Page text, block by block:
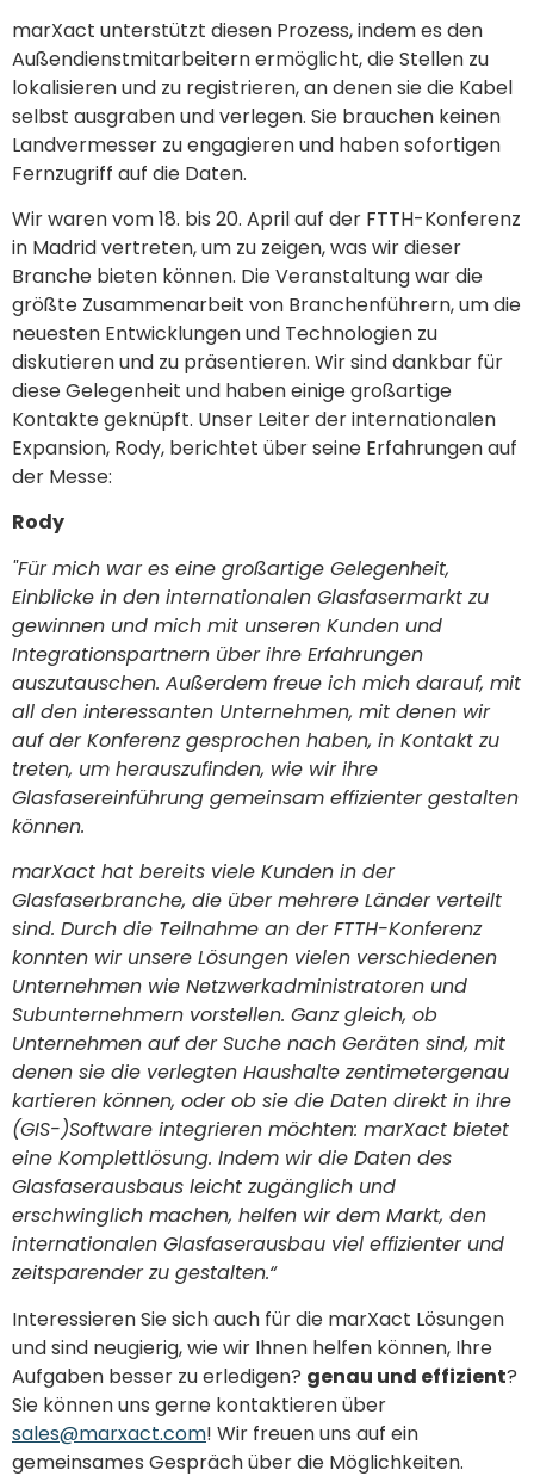
marXact unterstützt diesen Prozess, indem es den
Außendienstmitarbeitern ermöglicht, die Stellen zu
lokalisieren und zu registrieren, an denen sie die Kabel
selbst ausgraben und verlegen. Sie brauchen keinen
Landvermesser zu engagieren und haben sofortigen
Fernzugriff auf die Daten.
Wir waren vom 18. bis 20. April auf der FTTH-Konferenz
in Madrid vertreten, um zu zeigen, was wir dieser
Branche bieten können. Die Veranstaltung war die
größte Zusammenarbeit von Branchenführern, um die
neuesten Entwicklungen und Technologien zu
diskutieren und zu präsentieren. Wir sind dankbar für
diese Gelegenheit und haben einige großartige
Kontakte geknüpft. Unser Leiter der internationalen
Expansion, Rody, berichtet über seine Erfahrungen auf
der Messe:
Rody
"Für mich war es eine großartige Gelegenheit,
Einblicke in den internationalen Glasfasermarkt zu
gewinnen und mich mit unseren Kunden und
Integrationspartnern über ihre Erfahrungen
auszutauschen. Außerdem freue ich mich darauf, mit
all den interessanten Unternehmen, mit denen wir
auf der Konferenz gesprochen haben, in Kontakt zu
treten, um herauszufinden, wie wir ihre
Glasfasereinführung gemeinsam effizienter gestalten
können.
marXact hat bereits viele Kunden in der
Glasfaserbranche, die über mehrere Länder verteilt
sind. Durch die Teilnahme an der FTTH-Konferenz
konnten wir unsere Lösungen vielen verschiedenen
Unternehmen wie Netzwerkadministratoren und
Subunternehmern vorstellen. Ganz gleich, ob
Unternehmen auf der Suche nach Geräten sind, mit
denen sie die verlegten Haushalte zentimetergenau
kartieren können, oder ob sie die Daten direkt in ihre
(GIS-)Software integrieren möchten: marXact bietet
eine Komplettlösung. Indem wir die Daten des
Glasfaserausbaus leicht zugänglich und
erschwinglich machen, helfen wir dem Markt, den
internationalen Glasfaserausbau viel effizienter und
zeitsparender zu gestalten.“
Interessieren Sie sich auch für die marXact Lösungen
und sind neugierig, wie wir Ihnen helfen können, Ihre
Aufgaben besser zu erledigen? genau und effizient?
Sie können uns gerne kontaktieren über
sales@marxact.com! Wir freuen uns auf ein
gemeinsames Gespräch über die Möglichkeiten.